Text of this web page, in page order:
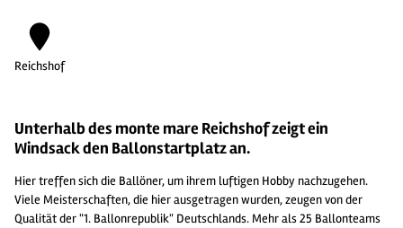
Reichshof
Unterhalb des monte mare Reichshof zeigt ein
Windsack den Ballonstartplatz an.
Hier treffen sich die Ballöner, um ihrem luftigen Hobby nachzugehen.
Viele Meisterschaften, die hier ausgetragen wurden, zeugen von der
Qualität der "1. Ballonrepublik" Deutschlands. Mehr als 25 Ballonteams